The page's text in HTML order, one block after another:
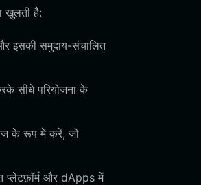
खुलती है:
इसकी समुदाय-संचालित
सीधे परियोजना के
के रूप में करें, जो
प्लेटफ़ॉर्म और dApps में